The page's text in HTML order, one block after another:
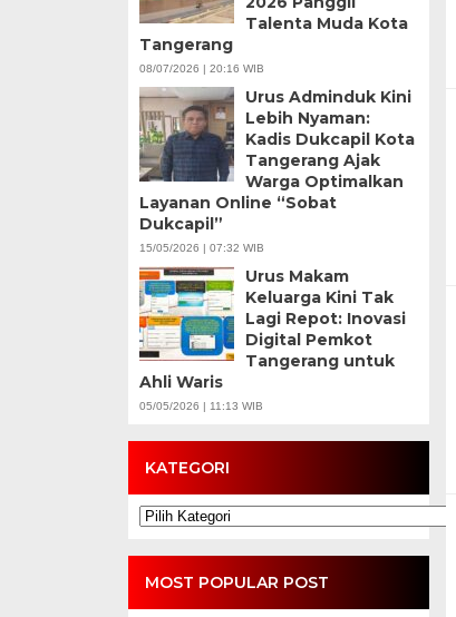
Talenta Muda Kota
Tangerang
08/07/2026 | 20:16 WIB
Urus Adminduk Kini
Lebih Nyaman:
Kadis Dukcapil Kota
Tangerang Ajak
Warga Optimalkan
Layanan Online “Sobat
Dukcapil”
15/05/2026 | 07:32 WIB
Urus Makam
Keluarga Kini Tak
Lagi Repot: Inovasi
Digital Pemkot
Tangerang untuk
Ahli Waris
05/05/2026 | 11:13 WIB
KATEGORI
Kategori
MOST POPULAR POST